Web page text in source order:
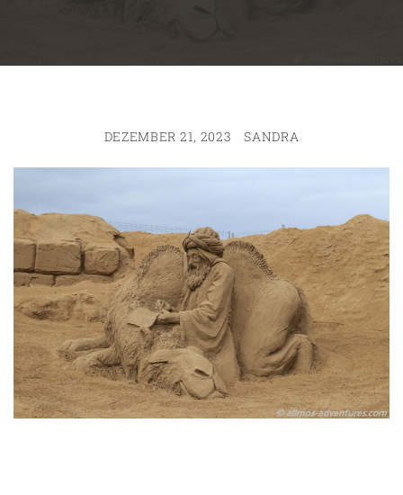
DEZEMBER 21, 2023 SANDRA